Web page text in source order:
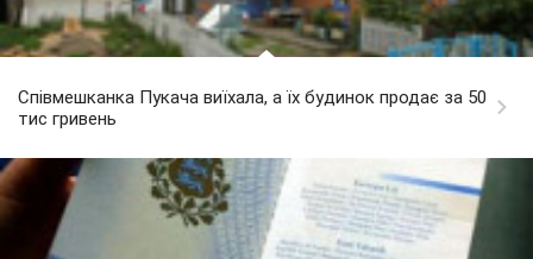
Співмешканка Пукача виїхала, а їх будинок продає за 50
тис гривень